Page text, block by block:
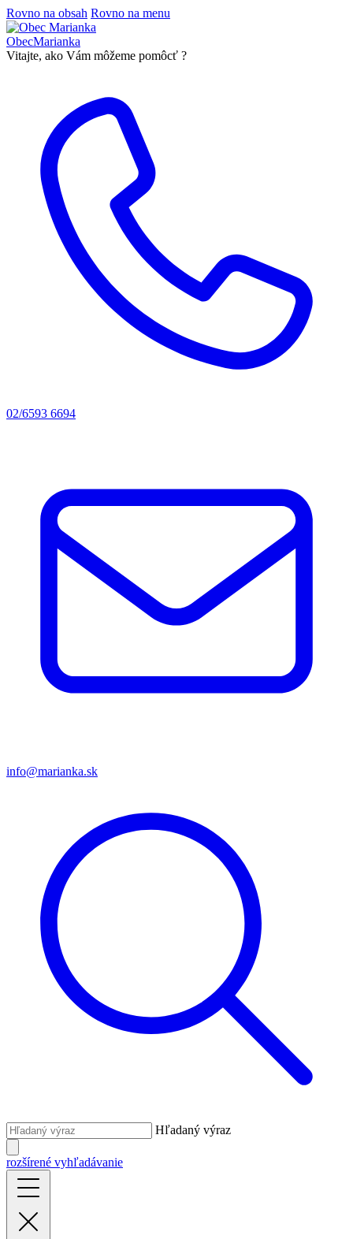
Rovno na obsah Rovno na menu
ObecMarianka
Vitajte, ako Vám môžeme pomôcť ?
02/6593 6694
info@marianka.sk
Hľadaný výraz
rozšírené vyhľadávanie